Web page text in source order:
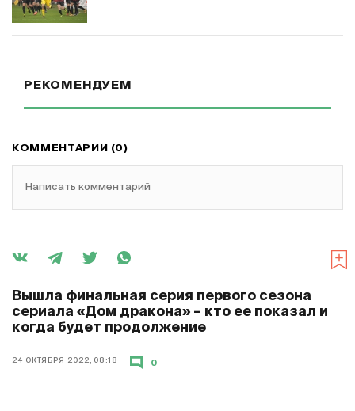
РЕКОМЕНДУЕМ
КОММЕНТАРИИ (0)
Написать комментарий
Вышла финальная серия первого сезона
сериала «Дом дракона» – кто ее показал и
когда будет продолжение
24 ОКТЯБРЯ 2022, 08:18 0